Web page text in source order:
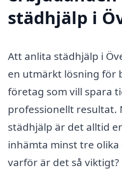
städhjälp i
Att anlita städhjälp i
en utmärkt lösning för
företag som vill spara
professionellt resultat.
städhjälp är det alltid
inhämta minst tre
varför är det så viktigt?